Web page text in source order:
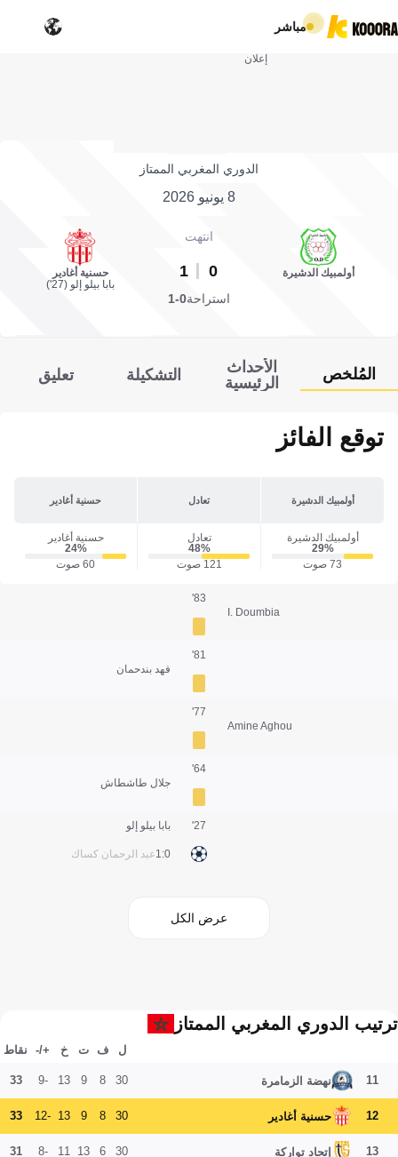
مباشر
إعلان
الدوري المغربي الممتاز
8 يونيو 2026
أولمبيك الدشيرة
انتهت
0
1
حسنية أغادير
بابا بيلو إلو (27')
استراحة0-1
المُلخص
الأحداث
الرئيسية
التشكيلة تعليق
توقع الفائز
أولمبيك الدشيرة تعادل حسنية أغادير
أولمبيك الدشيرة
29‎%‎
73 صوت
تعادل
48‎%‎
121 صوت
حسنية أغادير
24‎%‎
60 صوت
I. Doumbia
83'
فهد بندحمان
81'
Amine Aghou
77'
جلال طاشطاش
64'
بابا بيلو إلو
عبد الرحمان كساك0:1
27'
عرض الكل
ترتيب الدوري المغربي الممتاز
ل ف ت خ +/- نقاط
11 نهضة الزمامرة 30
8
9
13
-9
33
12 حسنية أغادير 30
8
9
13
-12
33
13 إتحاد تواركة 30
6
13
11
-8
31